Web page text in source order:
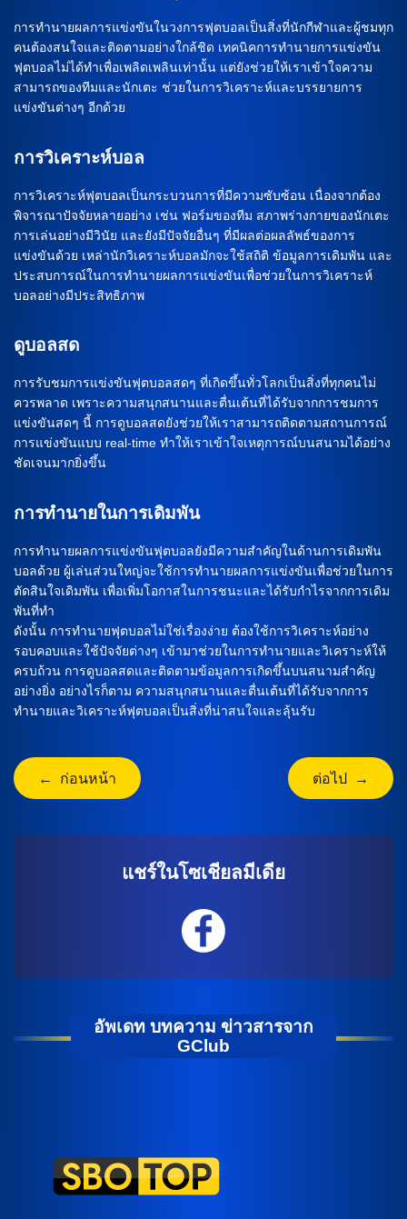
การทำนายผลการแข่งขันในวงการฟุตบอลเป็นสิ่งที่นักกีฬาและผู้ชมทุก
คนต้องสนใจและติดตามอย่างใกล้ชิด เทคนิคการทำนายการแข่งขัน
ฟุตบอลไม่ได้ทำเพื่อเพลิดเพลินเท่านั้น แต่ยังช่วยให้เราเข้าใจความ
สามารถของทีมและนักเตะ ช่วยในการวิเคราะห์และบรรยายการ
แข่งขันต่างๆ อีกด้วย
การวิเคราะห์บอล
การวิเคราะห์ฟุตบอลเป็นกระบวนการที่มีความซับซ้อน เนื่องจากต้อง
พิจารณาปัจจัยหลายอย่าง เช่น ฟอร์มของทีม สภาพร่างกายของนักเตะ
การเล่นอย่างมีวินัย และยังมีปัจจัยอื่นๆ ที่มีผลต่อผลลัพธ์ของการ
แข่งขันด้วย เหล่านักวิเคราะห์บอลมักจะใช้สถิติ ข้อมูลการเดิมพัน และ
ประสบการณ์ในการทำนายผลการแข่งขันเพื่อช่วยในการวิเคราะห์
บอลอย่างมีประสิทธิภาพ
ดูบอลสด
การรับชมการแข่งขันฟุตบอลสดๆ ที่เกิดขึ้นทั่วโลกเป็นสิ่งที่ทุกคนไม่
ควรพลาด เพราะความสนุกสนานและตื่นเต้นที่ได้รับจากการชมการ
แข่งขันสดๆ นี้ การดูบอลสดยังช่วยให้เราสามารถติดตามสถานการณ์
การแข่งขันแบบ real-time ทำให้เราเข้าใจเหตุการณ์บนสนามได้อย่าง
ชัดเจนมากยิ่งขึ้น
การทำนายในการเดิมพัน
การทำนายผลการแข่งขันฟุตบอลยังมีความสำคัญในด้านการเดิมพัน
บอลด้วย ผู้เล่นส่วนใหญ่จะใช้การทำนายผลการแข่งขันเพื่อช่วยในการ
ตัดสินใจเดิมพัน เพื่อเพิ่มโอกาสในการชนะและได้รับกำไรจากการเดิม
พันที่ทำ
ดังนั้น การทำนายฟุตบอลไม่ใช่เรื่องง่าย ต้องใช้การวิเคราะห์อย่าง
รอบคอบและใช้ปัจจัยต่างๆ เข้ามาช่วยในการทำนายและวิเคราะห์ให้
ครบถ้วน การดูบอลสดและติดตามข้อมูลการเกิดขึ้นบนสนามสำคัญ
อย่างยิ่ง อย่างไรก็ตาม ความสนุกสนานและตื่นเต้นที่ได้รับจากการ
ทำนายและวิเคราะห์ฟุตบอลเป็นสิ่งที่น่าสนใจและลุ้นรับ
← ก่อนหน้า ต่อไป →
แชร์ในโซเชียลมีเดีย
อัพเดท บทความ ข่าวสารจาก
GClub